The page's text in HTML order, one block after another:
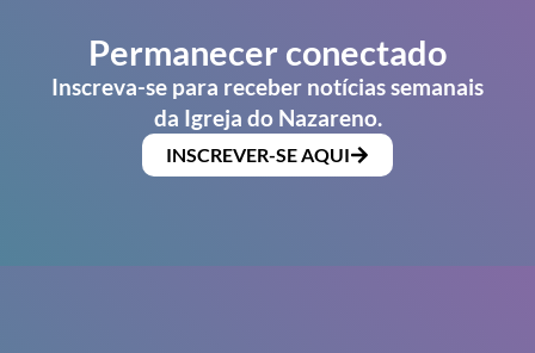
Permanecer conectado
Inscreva-se para receber notícias semanais
da Igreja do Nazareno.
INSCREVER-SE AQUI